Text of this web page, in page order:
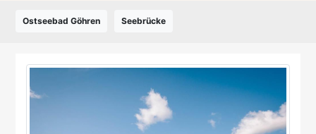
Ostseebad Göhren Seebrücke